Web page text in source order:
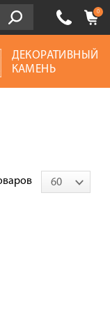
0
ДЕКОРАТИВНЫЙ
КАМЕНЬ
60